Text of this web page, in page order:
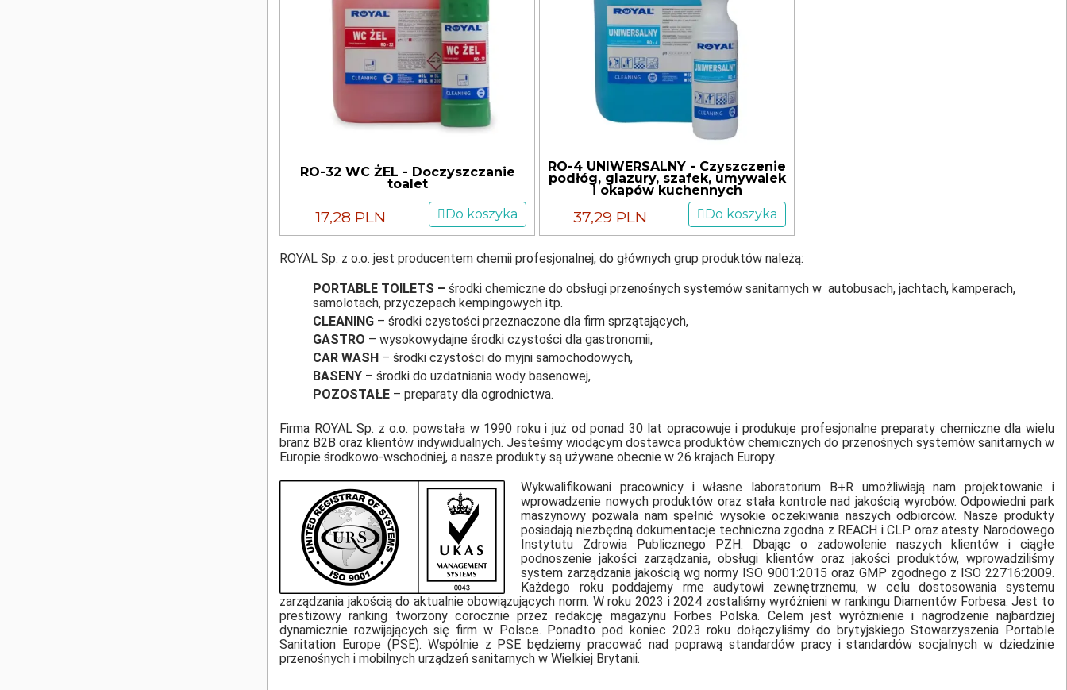
RO-32 WC ŻEL - Doczyszczanie
toalet
17,28 PLN Do koszyka
RO-4 UNIWERSALNY - Czyszczenie
podłóg, glazury, szafek, umywalek
i okapów kuchennych
37,29 PLN Do koszyka
ROYAL Sp. z o.o. jest producentem chemii profesjonalnej, do głównych grup produktów należą:
PORTABLE TOILETS – środki chemiczne do obsługi przenośnych systemów sanitarnych w autobusach, jachtach, kamperach,
samolotach, przyczepach kempingowych itp.
CLEANING – środki czystości przeznaczone dla firm sprzątających,
GASTRO – wysokowydajne środki czystości dla gastronomii,
CAR WASH – środki czystości do myjni samochodowych,
BASENY – środki do uzdatniania wody basenowej,
POZOSTAŁE – preparaty dla ogrodnictwa.
Firma ROYAL Sp. z o.o. powstała w 1990 roku i już od ponad 30 lat opracowuje i produkuje profesjonalne preparaty chemiczne dla wielu
branż B2B oraz klientów indywidualnych. Jesteśmy wiodącym dostawca produktów chemicznych do przenośnych systemów sanitarnych w
Europie środkowo-wschodniej, a nasze produkty są używane obecnie w 26 krajach Europy.
Wykwalifikowani pracownicy i własne laboratorium B+R umożliwiają nam projektowanie i
wprowadzenie nowych produktów oraz stała kontrole nad jakością wyrobów. Odpowiedni park
maszynowy pozwala nam spełnić wysokie oczekiwania naszych odbiorców. Nasze produkty
posiadają niezbędną dokumentacje techniczna zgodna z REACH i CLP oraz atesty Narodowego
Instytutu Zdrowia Publicznego PZH. Dbając o zadowolenie naszych klientów i ciągłe
podnoszenie jakości zarządzania, obsługi klientów oraz jakości produktów, wprowadziliśmy
system zarządzania jakością wg normy ISO 9001:2015 oraz GMP zgodnego z ISO 22716:2009.
Każdego roku poddajemy rme audytowi zewnętrznemu, w celu dostosowania systemu
zarządzania jakością do aktualnie obowiązujących norm. W roku 2023 i 2024 zostaliśmy wyróżnieni w rankingu Diamentów Forbesa. Jest to
prestiżowy ranking tworzony corocznie przez redakcję magazynu Forbes Polska. Celem jest wyróżnienie i nagrodzenie najbardziej
dynamicznie rozwijających się firm w Polsce. Ponadto pod koniec 2023 roku dołączyliśmy do brytyjskiego Stowarzyszenia Portable
Sanitation Europe (PSE). Wspólnie z PSE będziemy pracować nad poprawą standardów pracy i standardów socjalnych w dziedzinie
przenośnych i mobilnych urządzeń sanitarnych w Wielkiej Brytanii.